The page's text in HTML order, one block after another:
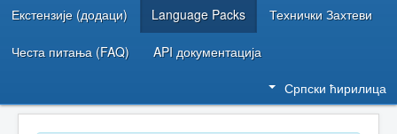
Екстензије (додаци) Language Packs Технички Захтеви
Честа питања (FAQ) API документација
Српски ћирилица